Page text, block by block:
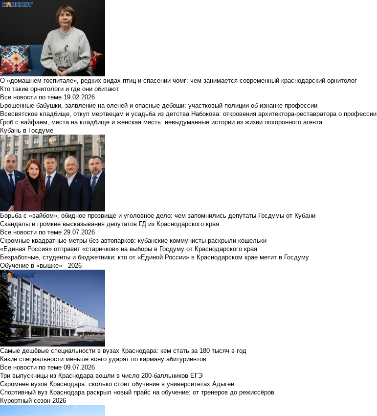
О «домашнем госпитале», редких видах птиц и спасении чомг: чем занимается современный краснодарский орнитолог
Кто такие орнитологи и где они обитают
Все новости по теме 19.02.2026
Брошенные бабушки, заявление на оленей и опасные дебоши: участковый полиции об изнанке профессии
Всесвятское кладбище, откуп мертвецам и усадьба из детства Набокова: откровения архитектора-реставратора о профессии
Гроб с вайфаем, места на кладбище и женская месть: невыдуманные истории из жизни похоронного агента
Кубань в Госдуме
Борьба с «вайбом», обидное прозвище и уголовное дело: чем запомнились депутаты Госдумы от Кубани
Скандалы и громкие высказывания депутатов ГД из Краснодарского края
Все новости по теме 29.07.2026
Скромные квадратные метры без автопарков: кубанские коммунисты раскрыли кошельки
«Единая Россия» отправит «старичков» на выборы в Госдуму от Краснодарского края
Безработные, студенты и бюджетники: кто от «Единой России» в Краснодарском крае метит в Госдуму
Обучение в «вышке» - 2026
Самые дешёвые специальности в вузах Краснодара: кем стать за 180 тысяч в год
Какие специальности меньше всего ударят по карману абитуриентов
Все новости по теме 09.07.2026
Три выпускницы из Краснодара вошли в число 200-балльников ЕГЭ
Скромнее вузов Краснодара: сколько стоит обучение в университетах Адыгеи
Спортивный вуз Краснодара раскрыл новый прайс на обучение: от тренеров до режиссёров
Курортный сезон 2026